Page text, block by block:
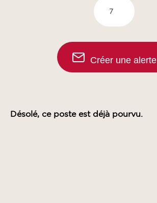
Créer une alerte
Désolé, ce poste est déjà pourvu.